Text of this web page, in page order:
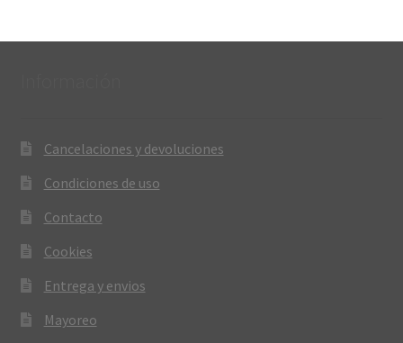
Cancelaciones y devoluciones
Condiciones de uso
Contacto
Cookies
Entrega y envios
Mayoreo